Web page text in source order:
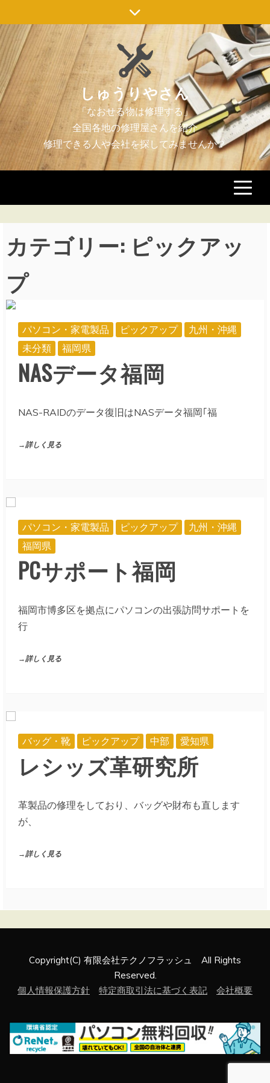
to
content
しゅうりやさん
カテゴリー: ピックアッ
プ
パソコン・家電製品 ピックアップ
九州・沖縄
未分類
福岡県
NASデータ福岡
NAS-RAIDのデータ復旧はNASデータ福岡｢福
→詳しく見る
パソコン・家電製品 ピックアップ
九州・沖縄
福岡県
PCサポート福岡
福岡市博多区を拠点にパソコンの出張訪問サポートを
行
→詳しく見る
バッグ・靴 ピックアップ 中部 愛知県
レシッズ革研究所
革製品の修理をしており、バッグや財布も直します
が、
→詳しく見る
Copyright(C) 有限会社テクノフラッシュ All Rights
Reserved.
個人情報保護方針
特定商取引法に基づく表記 会社概要